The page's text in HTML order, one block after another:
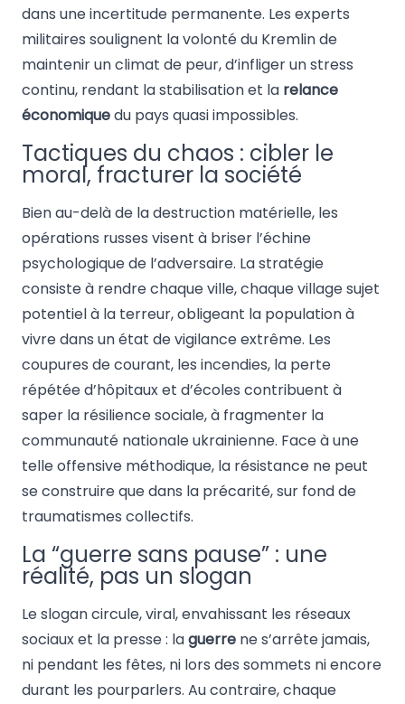
dans une incertitude permanente. Les experts
militaires soulignent la volonté du Kremlin de
maintenir un climat de peur, d’infliger un stress
continu, rendant la stabilisation et la relance
économiquedu pays quasi impossibles.
Tactiques du chaos : cibler le
moral, fracturer la société
Bien au-delà de la destruction matérielle, les
opérations russes visent à briser l’échine
psychologique de l’adversaire. La stratégie
consiste à rendre chaque ville, chaque village sujet
potentiel à la terreur, obligeant la population à
vivre dans un état de vigilance extrême. Les
coupures de courant, les incendies, la perte
répétée d’hôpitaux et d’écoles contribuent à
saper la résilience sociale, à fragmenter la
communauté nationale ukrainienne. Face à une
telle offensive méthodique, la résistance ne peut
se construire que dans la précarité, sur fond de
traumatismes collectifs.
La “guerre sans pause” : une
réalité, pas un slogan
Le slogan circule, viral, envahissant les réseaux
sociaux et la presse : laguerre ne s’arrête jamais,
ni pendant les fêtes, ni lors des sommets ni encore
durant les pourparlers. Au contraire, chaque